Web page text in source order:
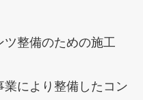
整備のための施工
により整備したコン